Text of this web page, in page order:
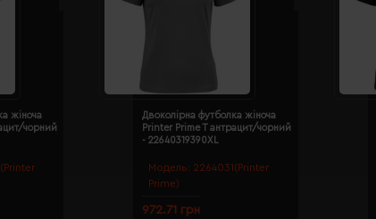
жіноча
чорний
Модель: 2264031(Printer
Prime)
Двоколірна футболка жіноча
Printer Prime T антрацит/чорний
- 22640319390XL
972.71 грн